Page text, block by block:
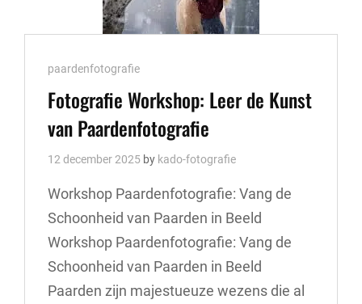
Cat
Links
paardenfotografie
Fotografie Workshop: Leer de Kunst
van Paardenfotografie
12 december 2025 by kado-fotografie
Workshop Paardenfotografie: Vang de
Schoonheid van Paarden in Beeld
Workshop Paardenfotografie: Vang de
Schoonheid van Paarden in Beeld
Paarden zijn majestueuze wezens die al